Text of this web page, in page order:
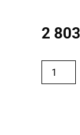
2 803
243